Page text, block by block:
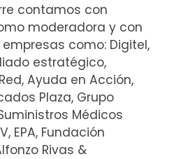
contamos con
moderadora y con
como: Digitel,
estratégico,
Ayuda en Acción,
Plaza, Grupo
Médicos
EPA, Fundación
Rivas &